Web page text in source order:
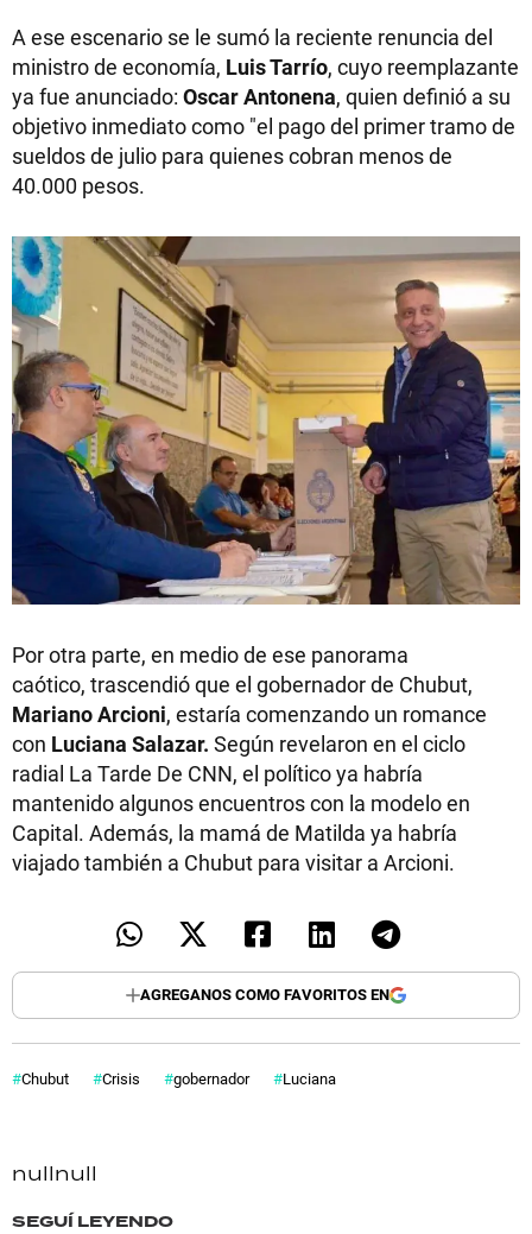
A ese escenario se le sumó la reciente renuncia del
ministro de economía, Luis Tarrío, cuyo reemplazante
ya fue anunciado: Oscar Antonena, quien definió a su
objetivo inmediato como "el pago del primer tramo de
sueldos de julio para quienes cobran menos de
40.000 pesos.
Por otra parte, en medio de ese panorama
caótico, trascendió que el gobernador de Chubut,
Mariano Arcioni, estaría comenzando un romance
con Luciana Salazar. Según revelaron en el ciclo
radial La Tarde De CNN, el político ya habría
mantenido algunos encuentros con la modelo en
Capital. Además, la mamá de Matilda ya habría
viajado también a Chubut para visitar a Arcioni.
AGREGANOS COMO FAVORITOS EN
Chubut Crisis gobernador Luciana
nullnull
SEGUÍ LEYENDO